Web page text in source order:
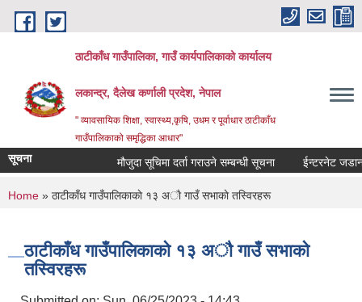
Skip to main content
ठाटीकाँध गाउँपालिका, गाउँ कार्यपालिकाको कार्यालय
लकान्द्र, दैलेख कर्णाली प्रदेश, नेपाल
" व्यावसायिक शिक्षा, स्वास्थ्य,कृषि, उधम र पूर्वाधार ठाटीकाँध
गाउँपालिकाको समृद्धिका आधार"
सूचना मौजुदा सूचिमा दर्ता गराउने सम्बन्धी सूचना ईन्टरनेट
You are here
Home » ठाटीकाँध गाउँपालिकाकाे १३ अाै गाउँ सभाकाे तस्विरहरू
ठाटीकाँध गाउँपालिकाकाे १३ अाै गाउँ सभाकाे
तस्विरहरू